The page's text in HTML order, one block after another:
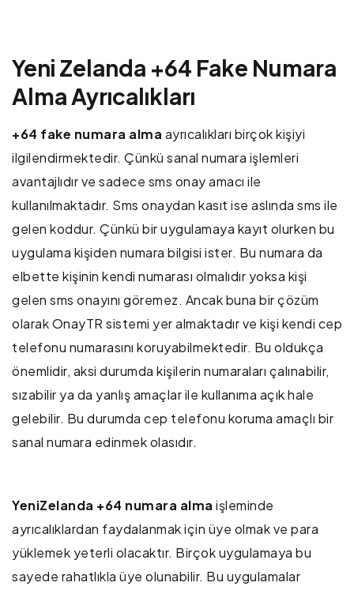
Yeni Zelanda +64 Fake Numara
Alma Ayrıcalıkları
+64 fake numara alma ayrıcalıkları birçok kişiyi
ilgilendirmektedir. Çünkü sanal numara işlemleri
avantajlıdır ve sadece sms onay amacı ile
kullanılmaktadır. Sms onaydan kasıt ise aslında sms ile
gelen koddur. Çünkü bir uygulamaya kayıt olurken bu
uygulama kişiden numara bilgisi ister. Bu numara da
elbette kişinin kendi numarası olmalıdır yoksa kişi
gelen sms onayını göremez. Ancak buna bir çözüm
olarak OnayTR sistemi yer almaktadır ve kişi kendi cep
telefonu numarasını koruyabilmektedir. Bu oldukça
önemlidir, aksi durumda kişilerin numaraları çalınabilir,
sızabilir ya da yanlış amaçlar ile kullanıma açık hale
gelebilir. Bu durumda cep telefonu koruma amaçlı bir
sanal numara edinmek olasıdır.
YeniZelanda +64 numara alma işleminde
ayrıcalıklardan faydalanmak için üye olmak ve para
yüklemek yeterli olacaktır. Birçok uygulamaya bu
sayede rahatlıkla üye olunabilir. Bu uygulamalar